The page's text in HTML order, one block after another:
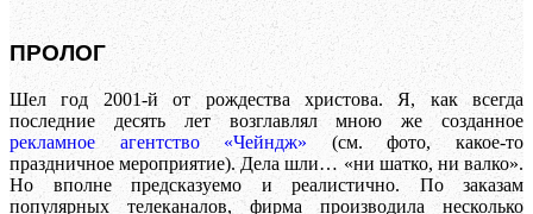
ПРОЛОГ
Шел год 2001-й от рождества христова. Я, как всегда
последние десять лет возглавлял мною же созданное
рекламное агентство «Чейндж» (см. фото, какое-то
праздничное мероприятие). Дела шли… «ни шатко, ни валко».
Но вполне предсказуемо и реалистично. По заказам
популярных телеканалов, фирма производила несколько